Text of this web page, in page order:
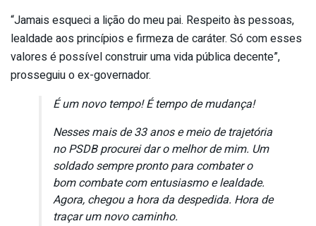
“Jamais esqueci a lição do meu pai. Respeito às pessoas,
lealdade aos princípios e firmeza de caráter. Só com esses
valores é possível construir uma vida pública decente”,
prosseguiu o ex-governador.
É um novo tempo! É tempo de mudança!
Nesses mais de 33 anos e meio de trajetória
no PSDB procurei dar o melhor de mim. Um
soldado sempre pronto para combater o
bom combate com entusiasmo e lealdade.
Agora, chegou a hora da despedida. Hora de
traçar um novo caminho.